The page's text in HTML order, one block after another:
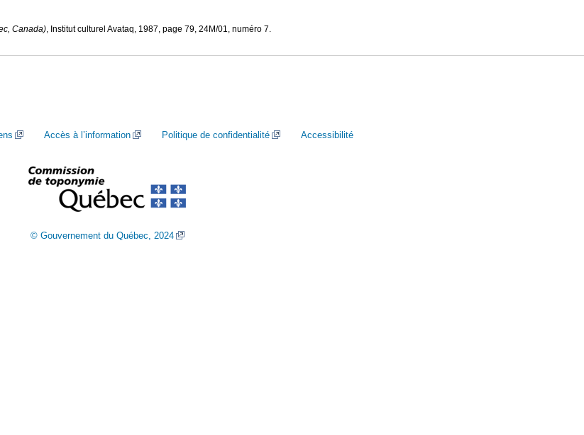
Canada), Institut culturel Avataq, 1987, page 79, 24M/01, numéro 7.
Accès à l’information Politique de confidentialité Accessibilité
© Gouvernement du Québec, 2024